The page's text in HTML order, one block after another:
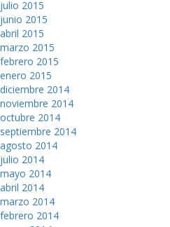
julio 2015
junio 2015
abril 2015
marzo 2015
febrero 2015
enero 2015
diciembre 2014
noviembre 2014
octubre 2014
septiembre 2014
agosto 2014
julio 2014
mayo 2014
abril 2014
marzo 2014
febrero 2014